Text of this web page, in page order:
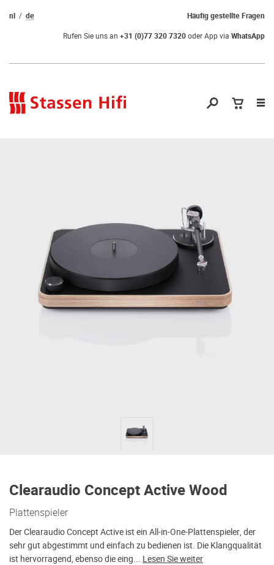
Häufig gestellte Fragen
nl de
Rufen Sie uns an +31 (0)77 320 7320oder App via WhatsApp
Clearaudio Concept Active Wood
Plattenspieler
Der Clearaudio Concept Active ist ein All-in-One-Plattenspieler, der
sehr gut abgestimmt und einfach zu bedienen ist. Die Klangqualität
ist hervorragend, ebenso die eing... Lesen Sie weiter